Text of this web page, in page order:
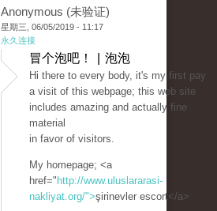
Anonymous (未验证)
星期三, 06/05/2019 - 11:17
永久连接
冒个泡吧！ | 泡泡
Hi there to every body, it's my first pay
a visit of this webpage; this web site
includes amazing and actually fine
material
in favor of visitors.
My homepage; <a
href=" http://www.uluslararasi-
nakliyat.org/">şirinevler escort</a>